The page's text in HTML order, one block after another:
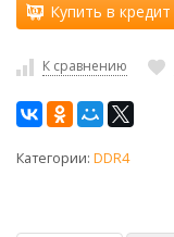
Купить в кредит
К сравнению
Категории: DDR4